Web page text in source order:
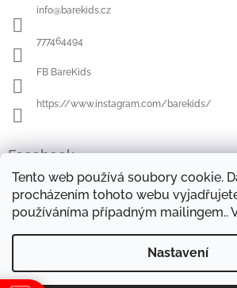
Tento web používá soubory cookie.
procházením tohoto webu
používáníma případným mailingem..
Nastavení
info@barekids.cz
777464494
FB BareKids
https://www.instagram.com/barekids/
Facebook
FORMULÁŘE KE STAŽENÍ